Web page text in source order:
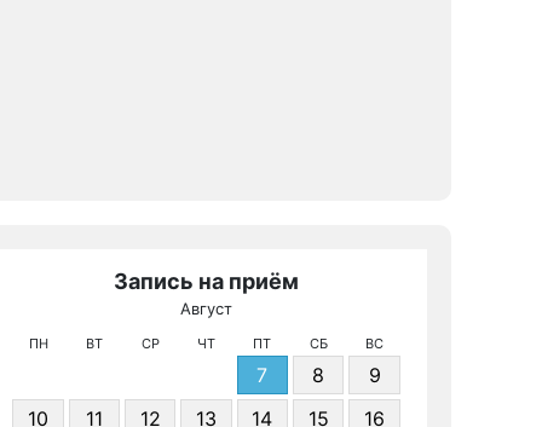
Запись на приём
Август
ПН ВТ СР ЧТ ПТ СБ ВС
7 8
9
10
11 12 13 14 15 16